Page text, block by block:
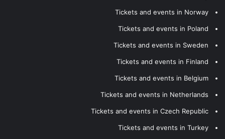
Tickets and events in Norway
Tickets and events in Poland
Tickets and events in Sweden
Tickets and events in Finland
Tickets and events in Belgium
Tickets and events in Netherlands
Tickets and events in Czech Republic
Tickets and events in Turkey